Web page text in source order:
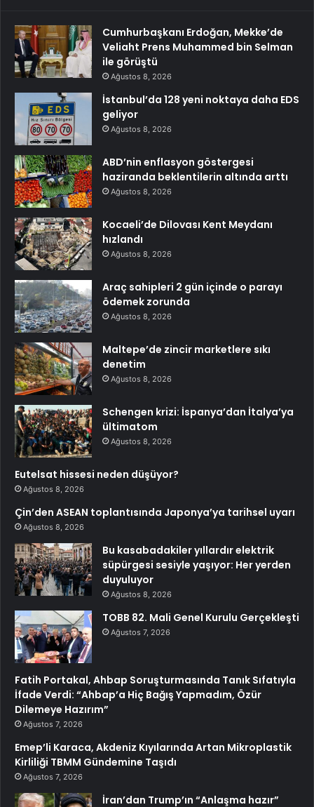
Cumhurbaşkanı Erdoğan, Mekke’de
Veliaht Prens Muhammed bin Selman
ile görüştü
Ağustos 8, 2026
İstanbul’da 128 yeni noktaya daha EDS
geliyor
Ağustos 8, 2026
ABD’nin enflasyon göstergesi
haziranda beklentilerin altında arttı
Ağustos 8, 2026
Kocaeli’de Dilovası Kent Meydanı
hızlandı
Ağustos 8, 2026
Araç sahipleri 2 gün içinde o parayı
ödemek zorunda
Ağustos 8, 2026
Maltepe’de zincir marketlere sıkı
denetim
Ağustos 8, 2026
Schengen krizi: İspanya’dan İtalya’ya
ültimatom
Ağustos 8, 2026
Eutelsat hissesi neden düşüyor?
Ağustos 8, 2026
Çin’den ASEAN toplantısında Japonya’ya tarihsel uyarı
Ağustos 8, 2026
Bu kasabadakiler yıllardır elektrik
süpürgesi sesiyle yaşıyor: Her yerden
duyuluyor
Ağustos 8, 2026
TOBB 82. Mali Genel Kurulu Gerçekleşti
Ağustos 7, 2026
Fatih Portakal, Ahbap Soruşturmasında Tanık Sıfatıyla
İfade Verdi: “Ahbap’a Hiç Bağış Yapmadım, Özür
Dilemeye Hazırım”
Ağustos 7, 2026
Emep’li Karaca, Akdeniz Kıyılarında Artan Mikroplastik
Kirliliği TBMM Gündemine Taşıdı
Ağustos 7, 2026
İran’dan Trump’ın “Anlaşma hazır”